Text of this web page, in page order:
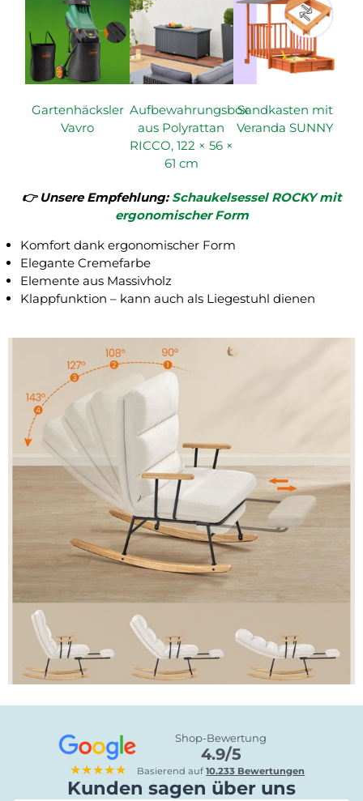
Gartenhäcksler
Vavro
Aufbewahrungsbox
aus Polyrattan
RICCO, 122 × 56 ×
61 cm
Sandkasten mit
Veranda SUNNY
👉️ Unsere Empfehlung: Schaukelsessel ROCKY mit
ergonomischer Form
Komfort dank ergonomischer Form
Elegante Cremefarbe
Elemente aus Massivholz
Klappfunktion – kann auch als Liegestuhl dienen
★★★★★
Shop-Bewertung
4.9/5
Basierend auf10.233 Bewertungen
Kunden sagen über uns